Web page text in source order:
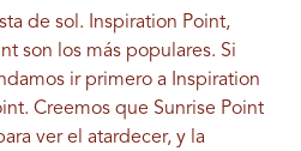
de sol. Inspiration Point,
son los más populares. Si
ir primero a Inspiration
Creemos que Sunrise Point
ver el atardecer, y la